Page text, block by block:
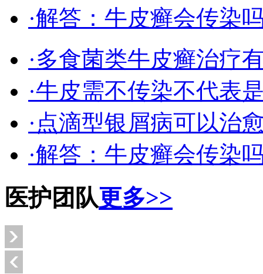
·解答：牛皮癣会传染
·多食菌类牛皮癣治疗
·牛皮需不传染不代表
·点滴型银屑病可以治
·解答：牛皮癣会传染
医护团队更多>>